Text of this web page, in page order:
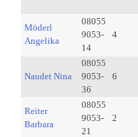
Möderl
Angelika
08055
9053-
14
4
Naudet Nina
08055
9053-
36
6
Reiter
Barbara
08055
9053-
21
2